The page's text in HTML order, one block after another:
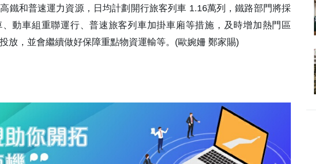
鐵和普速運力資源，日均計劃開行旅客列車 1.16萬列，鐵路部門將採
動車組重聯運行、普速旅客列車加掛車廂等措施，及時增加熱門區
放，並會繼續做好保障重點物資運輸等。(歐婉姍 鄭家賜)